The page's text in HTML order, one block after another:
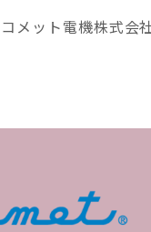
メット電機株式会